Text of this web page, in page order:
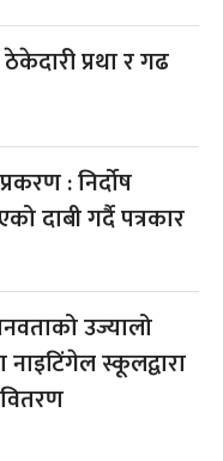
प्रथा र गढ
: निर्दोष
दाबी गर्दै पत्रकार
उज्यालो
स्कूलद्वारा